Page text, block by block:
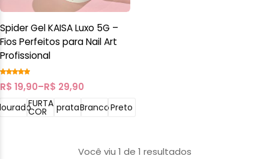
Spider Gel KAISA Luxo 5G –
Fios Perfeitos para Nail Art
Profissional
R$ 19,90–R$ 29,90
FURTA
COR prataBrancoPreto
Você viu 1 de 1 resultados